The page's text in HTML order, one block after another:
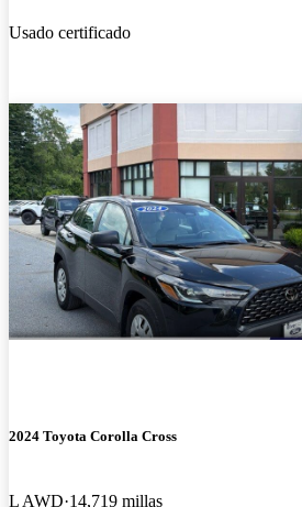
Usado certificado
2024 Toyota Corolla Cross
L AWD 14,719 millas